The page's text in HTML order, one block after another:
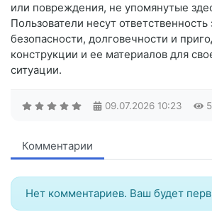
или повреждения, не упомянутые
Пользователи несут ответственность
безопасности, долговечности и
конструкции и ее материалов для
ситуации.
09.07.2026 10:23
Комментарии
Нет комментариев. Ваш будет